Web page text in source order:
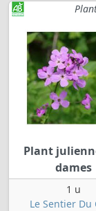
Plant
dames
1 u
Le Sentier Du